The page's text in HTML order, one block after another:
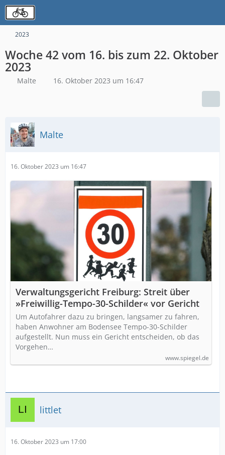
2023
Woche 42 vom 16. bis zum 22. Oktober
2023
Malte 16. Oktober 2023 um 16:47
Malte
16. Oktober 2023 um 16:47
Verwaltungsgericht Freiburg: Streit über
»Freiwillig-Tempo-30-Schilder« vor Gericht
Um Autofahrer dazu zu bringen, langsamer zu fahren,
haben Anwohner am Bodensee Tempo-30-Schilder
aufgestellt. Nun muss ein Gericht entscheiden, ob das
Vorgehen…
www.spiegel.de
littlet
16. Oktober 2023 um 17:00